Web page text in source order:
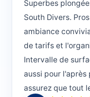
if you want to get
Alam and ask for
Regards - I'll be
Superbes
South Divers.
ambiance
de tarifs et
Intervalle de
aussi pour l'après
assurez que tout